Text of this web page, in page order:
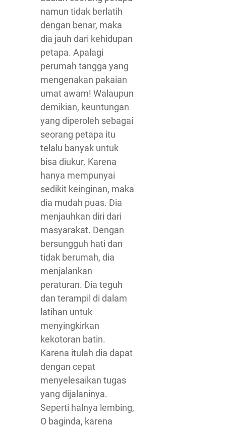
namun tidak berlatih
dengan benar, maka
dia jauh dari kehidupan
petapa. Apalagi
perumah tangga yang
mengenakan pakaian
umat awam! Walaupun
demikian, keuntungan
yang diperoleh sebagai
seorang petapa itu
telalu banyak untuk
bisa diukur. Karena
hanya mempunyai
sedikit keinginan, maka
dia mudah puas. Dia
menjauhkan diri dari
masyarakat. Dengan
bersungguh hati dan
tidak berumah, dia
menjalankan
peraturan. Dia teguh
dan terampil di dalam
latihan untuk
menyingkirkan
kekotoran batin.
Karena itulah dia dapat
dengan cepat
menyelesaikan tugas
yang dijalaninya.
Seperti halnya lembing,
O baginda, karena